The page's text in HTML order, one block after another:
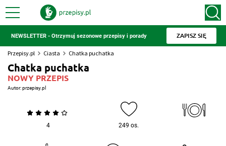
NEWSLETTER - Otrzymuj sezonowe przepisy i porady ZAPISZ SIĘ
Przepisy.pl Ciasta Chatka puchatka
Chatka puchatka
NOWY PRZEPIS
Autor:przepisy.pl
4 249 os.